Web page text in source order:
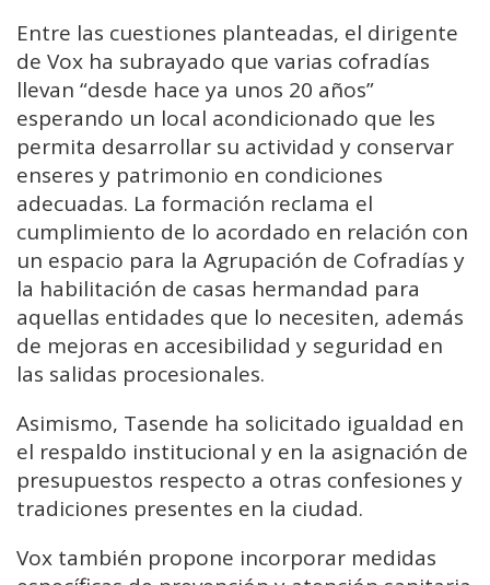
Entre las cuestiones planteadas, el dirigente
de Vox ha subrayado que varias cofradías
llevan “desde hace ya unos 20 años”
esperando un local acondicionado que les
permita desarrollar su actividad y conservar
enseres y patrimonio en condiciones
adecuadas. La formación reclama el
cumplimiento de lo acordado en relación con
un espacio para la Agrupación de Cofradías y
la habilitación de casas hermandad para
aquellas entidades que lo necesiten, además
de mejoras en accesibilidad y seguridad en
las salidas procesionales.
Asimismo, Tasende ha solicitado igualdad en
el respaldo institucional y en la asignación de
presupuestos respecto a otras confesiones y
tradiciones presentes en la ciudad.
Vox también propone incorporar medidas